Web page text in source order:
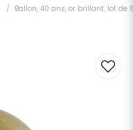
Ballon, 40 ans, or brillant, lot de